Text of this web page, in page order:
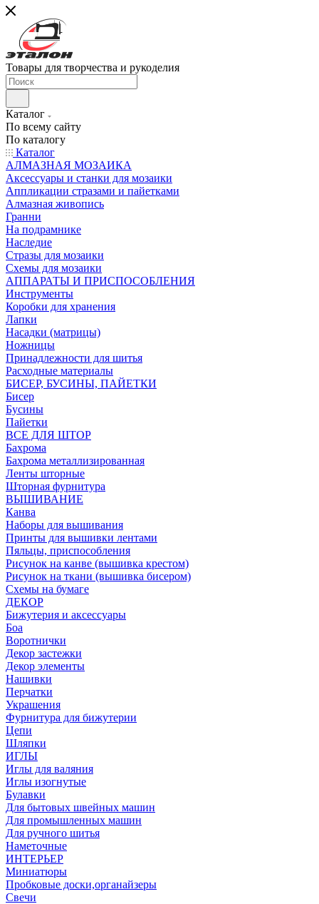
Товары для творчества и рукоделия
Каталог
По всему сайту
По каталогу
Каталог
АЛМАЗНАЯ МОЗАИКА
Аксессуары и станки для мозаики
Аппликации стразами и пайетками
Алмазная живопись
Гранни
На подрамнике
Наследие
Стразы для мозаики
Схемы для мозаики
АППАРАТЫ И ПРИСПОСОБЛЕНИЯ
Инструменты
Коробки для хранения
Лапки
Насадки (матрицы)
Ножницы
Принадлежности для шитья
Расходные материалы
БИСЕР, БУСИНЫ, ПАЙЕТКИ
Бисер
Бусины
Пайетки
ВСЕ ДЛЯ ШТОР
Бахрома
Бахрома металлизированная
Ленты шторные
Шторная фурнитура
ВЫШИВАНИЕ
Канва
Наборы для вышивания
Принты для вышивки лентами
Пяльцы, приспособления
Рисунок на канве (вышивка крестом)
Рисунок на ткани (вышивка бисером)
Схемы на бумаге
ДЕКОР
Бижутерия и аксессуары
Боа
Воротнички
Декор застежки
Декор элементы
Нашивки
Перчатки
Украшения
Фурнитура для бижутерии
Цепи
Шляпки
ИГЛЫ
Иглы для валяния
Иглы изогнутые
Булавки
Для бытовых швейных машин
Для промышленных машин
Для ручного шитья
Наметочные
ИНТЕРЬЕР
Миниатюры
Пробковые доски,органайзеры
Свечи